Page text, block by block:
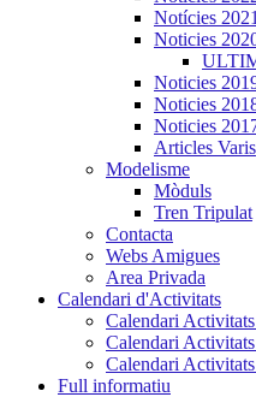
Notícies 2021
Noticies
Noticies
Noticies
Noticies
Articles Varis
Modelisme
Mòduls
Tren Tripulat
Contacta
Webs Amigues
Area Privada
Calendari d'Activitats
Calendari
Calendari
Calendari
Full informatiu